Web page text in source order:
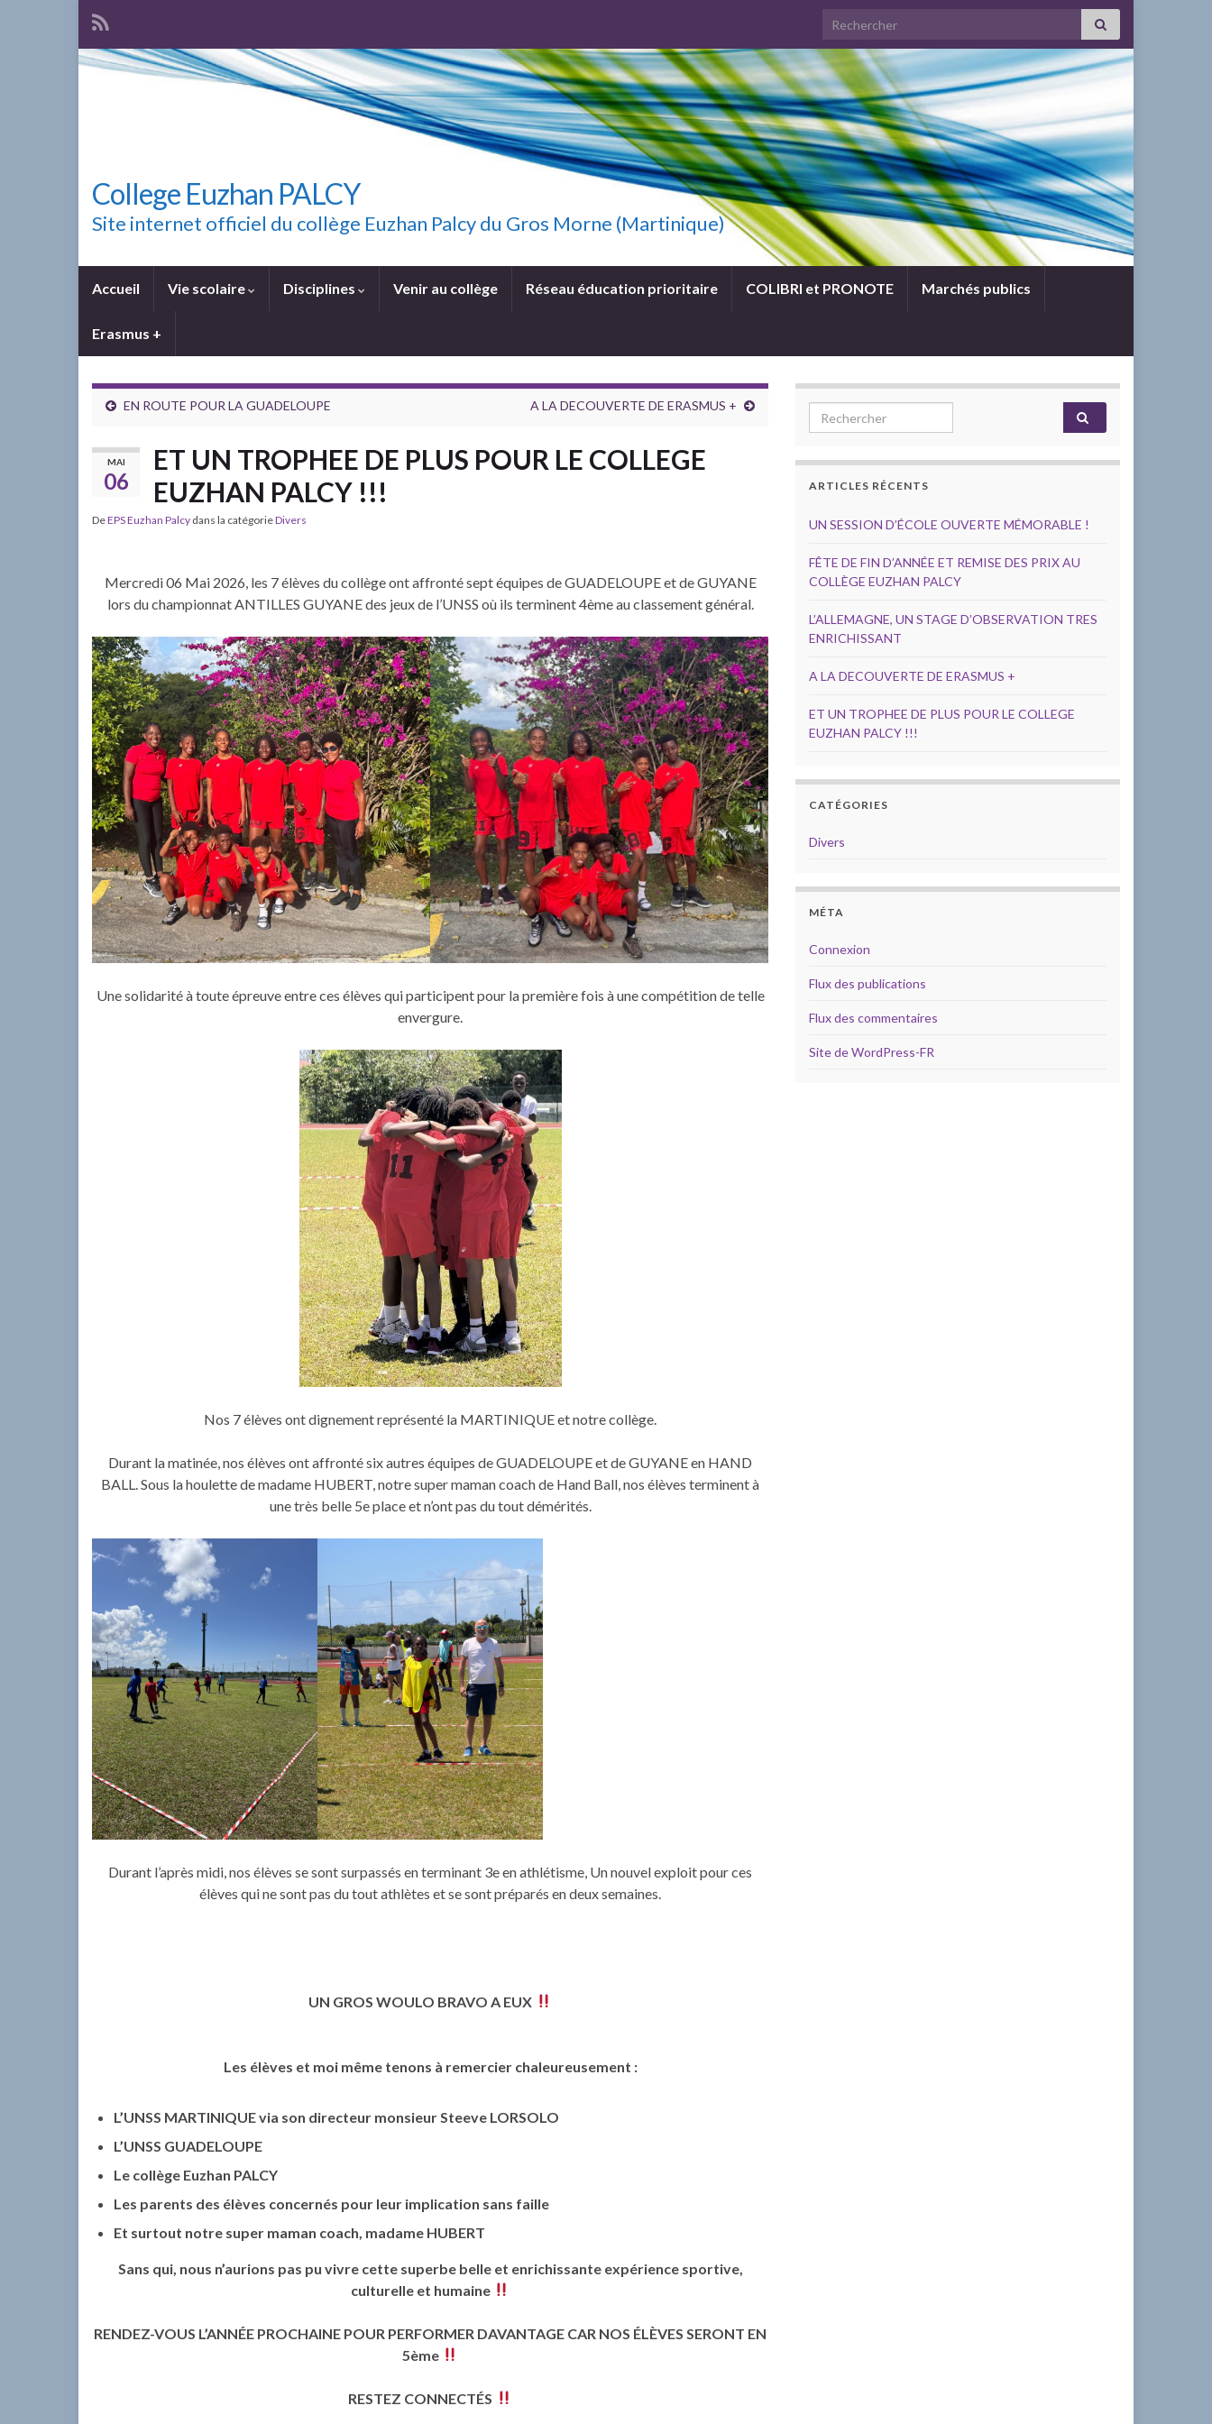
Search for:
College Euzhan PALCY
Site internet officiel du collège Euzhan Palcy du Gros Morne (Martinique)
Accueil Vie scolaire Disciplines Venir au collège Réseau éducation prioritaire COLIBRI et PRONOTE Marchés publics
Erasmus +
EN ROUTE POUR LA GUADELOUPE A LA DECOUVERTE DE ERASMUS +
MAI
06
ET UN TROPHEE DE PLUS POUR LE COLLEGE
EUZHAN PALCY !!!
DeEPS Euzhan Palcy dans la catégorieDivers
Mercredi 06 Mai 2026, les 7 élèves du collège ont affronté sept équipes de GUADELOUPE et de GUYANE
lors du championnat ANTILLES GUYANE des jeux de l’UNSS où ils terminent 4ème au classement général.
Une solidarité à toute épreuve entre ces élèves qui participent pour la première fois à une compétition de telle
envergure.
Nos 7 élèves ont dignement représenté la MARTINIQUE et notre collège.
Durant la matinée, nos élèves ont affronté six autres équipes de GUADELOUPE et de GUYANE en HAND
BALL. Sous la houlette de madame HUBERT, notre super maman coach de Hand Ball, nos élèves terminent à
une très belle 5e place et n’ont pas du tout démérités.
Durant l’après midi, nos élèves se sont surpassés en terminant 3e en athlétisme, Un nouvel exploit pour ces
élèves qui ne sont pas du tout athlètes et se sont préparés en deux semaines.
UN GROS WOULO BRAVO A EUX
Les élèves et moi même tenons à remercier chaleureusement :
L’UNSS MARTINIQUE via son directeur monsieur Steeve LORSOLO
L’UNSS GUADELOUPE
Le collège Euzhan PALCY
Les parents des élèves concernés pour leur implication sans faille
Et surtout notre super maman coach, madame HUBERT
Sans qui, nous n’aurions pas pu vivre cette superbe belle et enrichissante expérience sportive,
culturelle et humaine
RENDEZ-VOUS L’ANNÉE PROCHAINE POUR PERFORMER DAVANTAGE CAR NOS ÉLÈVES SERONT EN
5ème
RESTEZ CONNECTÉS
Search for:
ARTICLES RÉCENTS
UN SESSION D’ÉCOLE OUVERTE MÉMORABLE !
FÊTE DE FIN D’ANNÉE ET REMISE DES PRIX AU
COLLÈGE EUZHAN PALCY
L’ALLEMAGNE, UN STAGE D’OBSERVATION TRES
ENRICHISSANT
A LA DECOUVERTE DE ERASMUS +
ET UN TROPHEE DE PLUS POUR LE COLLEGE
EUZHAN PALCY !!!
CATÉGORIES
Divers
MÉTA
Connexion
Flux des publications
Flux des commentaires
Site de WordPress-FR